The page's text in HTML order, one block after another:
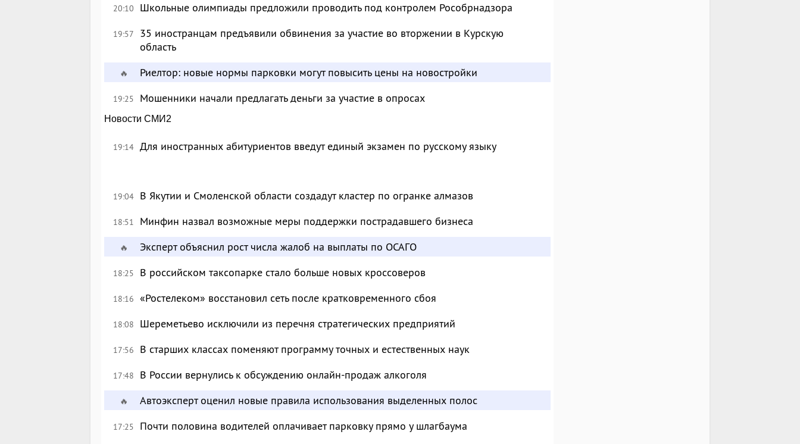
20:10 Школьные олимпиады предложили проводить под контролем Рособрнадзора
19:57
35 иностранцам предъявили обвинения за участие во вторжении в Курскую
область
🔥 Риелтор: новые нормы парковки могут повысить цены на новостройки
19:25 Мошенники начали предлагать деньги за участие в опросах
Новости СМИ2
19:14 Для иностранных абитуриентов введут единый экзамен по русскому языку
19:04 В Якутии и Смоленской области создадут кластер по огранке алмазов
18:51 Минфин назвал возможные меры поддержки пострадавшего бизнеса
🔥 Эксперт объяснил рост числа жалоб на выплаты по ОСАГО
18:25 В российском таксопарке стало больше новых кроссоверов
18:16 «Ростелеком» восстановил сеть после кратковременного сбоя
18:08 Шереметьево исключили из перечня стратегических предприятий
17:56 В старших классах поменяют программу точных и естественных наук
17:48 В России вернулись к обсуждению онлайн-продаж алкоголя
🔥 Автоэксперт оценил новые правила использования выделенных полос
17:25 Почти половина водителей оплачивает парковку прямо у шлагбаума